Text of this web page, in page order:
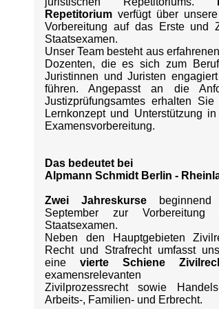
Repetitorium verfügt über
Vorbereitung auf das Erste und
Staatsexamen.
Unser Team besteht aus
Dozenten, die es sich zum
Juristinnen und Juristen
führen. Angepasst an die
Justizprüfungsamtes erhalten
Lernkonzept und Unterstützung
Examensvorbereitung.
Das bedeutet bei
Alpmann Schmidt Berlin -
Zwei Jahreskurse
September zur
Staatsexamen.
Neben den Hauptgebieten
Recht und Strafrecht umfasst
eine vierte Schiene
examensrelevanten
Zivilprozessrecht sowie
Arbeits-, Familien- und Erbrecht.